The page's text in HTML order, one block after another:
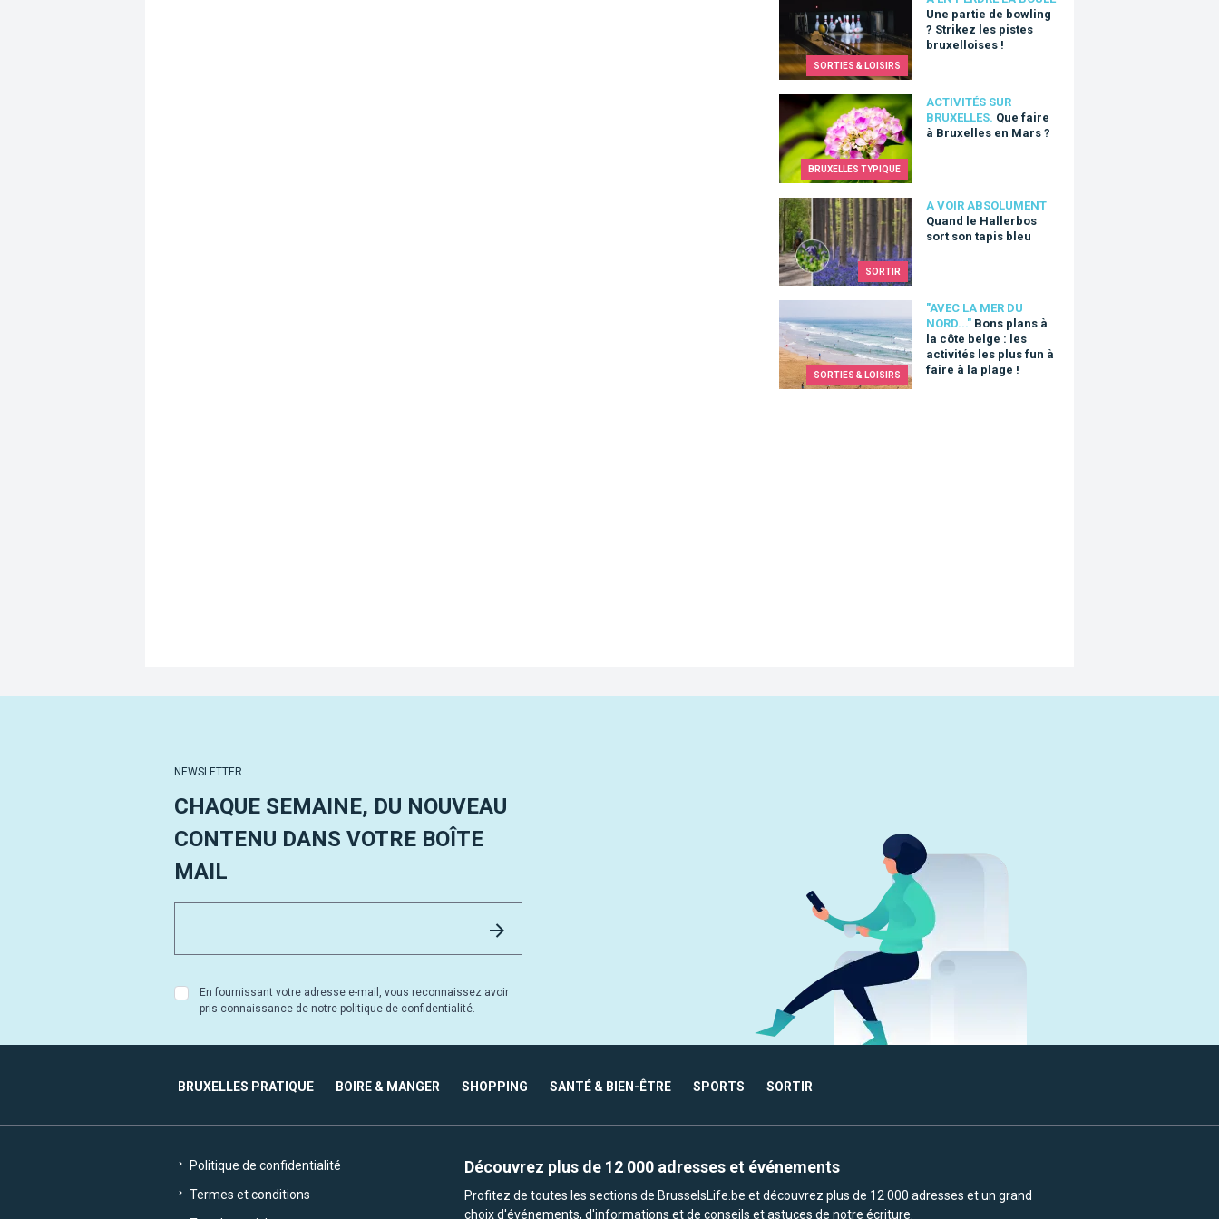
SORTIES & LOISIRS
Une partie de bowling
? Strikez les pistes
bruxelloises !
BRUXELLES TYPIQUE
ACTIVITÉS SUR
BRUXELLES. Que faire
à Bruxelles en Mars ?
Que faire à Bruxelles en Mars ?
SORTIR
A VOIR ABSOLUMENT
Quand le Hallerbos
sort son tapis bleu
Quand le Hallerbos sort son tapis bleu
SORTIES & LOISIRS
"AVEC LA MER DU
NORD..." Bons plans à
la côte belge : les
activités les plus fun à
faire à la plage !
Bons plans à la côte belge : les activités les plus fun à faire à la
NEWSLETTER
CHAQUE SEMAINE, DU NOUVEAU
CONTENU DANS VOTRE BOÎTE
MAIL
En fournissant votre adresse e-mail, vous reconnaissez avoir
pris connaissance de notre politique de confidentialité.
BRUXELLES PRATIQUE BOIRE & MANGER SHOPPING SANTÉ & BIEN-ÊTRE SPORTS SORTIR
Politique de confidentialité
Termes et conditions
Découvrez plus de 12 000 adresses et événements
Profitez de toutes les sections de BrusselsLife.be et découvrez plus de 12 000 adresses et un grand
choix d'événements, d'informations et de conseils et astuces de notre écriture.